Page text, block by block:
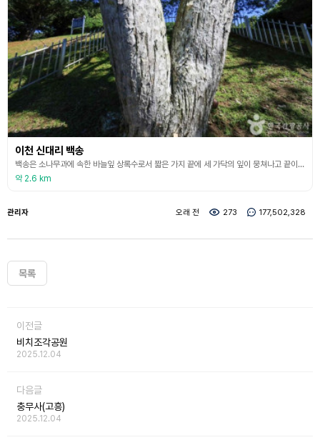
이천 신대리 백송
백송은 소나무과에 속한 바늘잎 상록수로서 짧은 가지 끝에 세 가닥의 잎이 뭉쳐나고 끝이 뾰족하며 짧다. 수꽃이삭은 긴 타원형, 암꽃이삭은 달걀 모양인데 5월에 꽃이 핀다. 솔방울은 달걀 모양이며 종자는 조금 큰 편이고 이듬해 10월에 익는다. 중국이 원산지로 인가 부근에 많이 심는다고 했지만 우리나라에서는 매우 드물게 자라고 있는 희귀종으로서 발견되는 대로 지정 보호를 받고 있다. 전국을 통틀어 서울 통의동, 원효로, 제동, 수송동 등 네 그루가 있고
약 2.6 km
관리자 오래 전 273 177,502,328
목록
이전글
비치조각공원
2025.12.04
다음글
충무사(고흥)
2025.12.04